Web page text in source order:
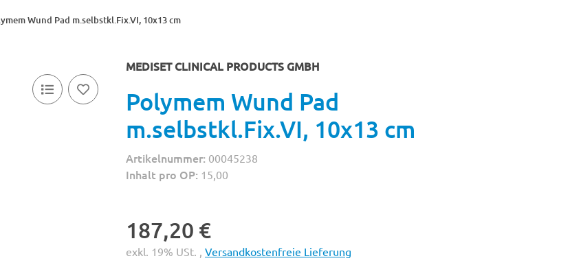
Wund Pad m.selbstkl.Fix.VI, 10x13 cm
MEDISET CLINICAL PRODUCTS GMBH
Polymem Wund Pad
m.selbstkl.Fix.VI, 10x13 cm
Artikelnummer: 00045238
Inhalt pro OP: 15,00
187,20 €
exkl. 19% USt. , Versandkostenfreie Lieferung